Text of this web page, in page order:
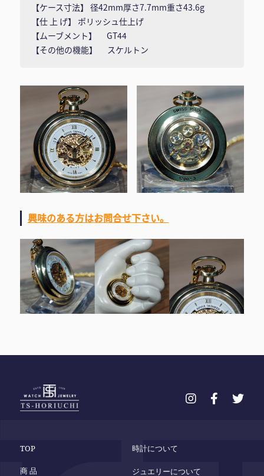
【ケース寸法】 径42mm厚さ7.7mm重さ43.6g
【仕 上 げ】 ポリッシュ仕上げ
【ムーブメント】 GT44
【その他の機能】 スケルトン
興味のある方はお問合せ下さい。
TOP
商 品
時計について
ジュエリーについて